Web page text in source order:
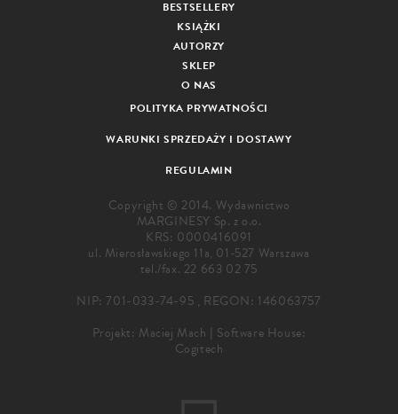
BESTSELLERY
KSIĄŻKI
AUTORZY
SKLEP
O NAS
POLITYKA PRYWATNOŚCI
WARUNKI SPRZEDAŻY I DOSTAWY
REGULAMIN
Copyright © 2014. Wydawnictwo
MARGINESY Sp. z o.o.
KRS: 0000416091
ul. Mierosławskiego 11a, 01-527 Warszawa
tel./fax. 22 663 02 75
NIP: 701-033-74-95 , REGON: 146063757
Projekt: Maciej Mach | Software House:
Cogitech